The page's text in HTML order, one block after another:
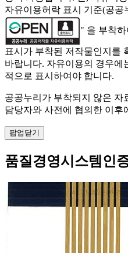
자유이용허락 표시 기준(공공
" 을 부착
표시가 부착된 저작물인지를
바랍니다. 자유이용의 경우에
적으로 표시하여야 합니다.
공공누리가 부착되지 않은 자
담당자와 사전에 협의한 이후
팝업닫기
품질경영시스템인